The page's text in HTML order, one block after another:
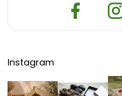
Instagram